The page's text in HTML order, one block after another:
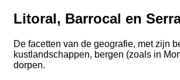
Litoral, Barrocal en
De facetten van de geografie, met zijn
kustlandschappen, bergen (zoals in
dorpen.